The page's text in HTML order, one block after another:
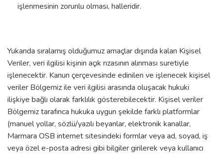
işlenmesinin zorunlu olması, halleridir.
Yukarıda sıralamış olduğumuz amaçlar dışında kalan Kişisel
Veriler, veri ilgilisi kişinin açık rızasının alınması suretiyle
işlenecektir. Kanun çerçevesinde edinilen ve işlenecek kişisel
veriler Bölgemiz ile veri ilgilisi arasında oluşacak hukuki
ilişkiye bağlı olarak farklılık gösterebilecektir. Kişisel veriler
Bölgemiz tarafınca hukuka uygun şekilde farklı platformlar
(manuel yollar, sözlü/yazılı beyanlar, elektronik kanallar,
Marmara OSB internet sitesindeki formlar veya ad, soyad, iş
veya özel e-posta adresi gibi bilgiler girilerek veya kullanıcı